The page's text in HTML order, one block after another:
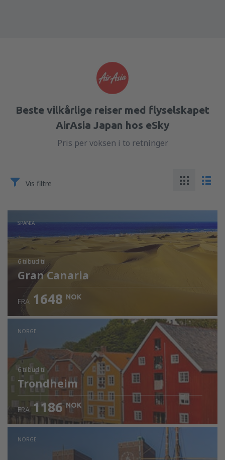
Beste vilkårlige reiser med flyselskapet
AirAsia Japan hos eSky
Pris per voksen i to retninger
Vis filtre
SPANIA
6 tilbud til
Gran Canaria
FRA 1648 NOK
NORGE
6 tilbud til
Trondheim
FRA 1186 NOK
NORGE